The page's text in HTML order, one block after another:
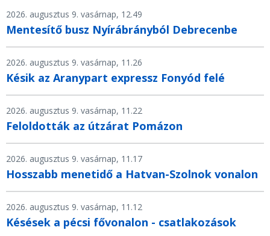
2026. augusztus 9. vasárnap, 12.49
Mentesítő busz Nyírábrányból Debrecenbe
2026. augusztus 9. vasárnap, 11.26
Késik az Aranypart expressz Fonyód felé
2026. augusztus 9. vasárnap, 11.22
Feloldották az útzárat Pomázon
2026. augusztus 9. vasárnap, 11.17
Hosszabb menetidő a Hatvan-Szolnok vonalon
2026. augusztus 9. vasárnap, 11.12
Késések a pécsi fővonalon - csatlakozások